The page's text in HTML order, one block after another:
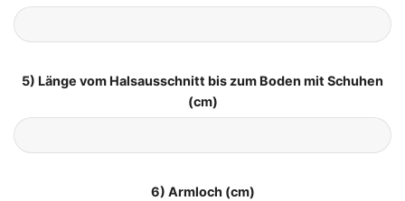
5) Länge vom Halsausschnitt bis zum Boden mit Schuhen
(cm)
6) Armloch (cm)